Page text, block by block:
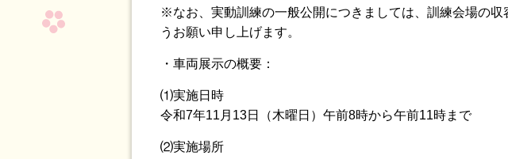
※なお、実動訓練の一般公開につきましては、訓練会場の
うお願い申し上げます。
・車両展示の概要：
⑴実施日時
令和7年11月13日（木曜日）午前8時から午前11時まで
⑵実施場所